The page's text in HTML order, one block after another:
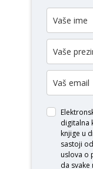
digitalna
knjige u
sastoji
uslova o
da